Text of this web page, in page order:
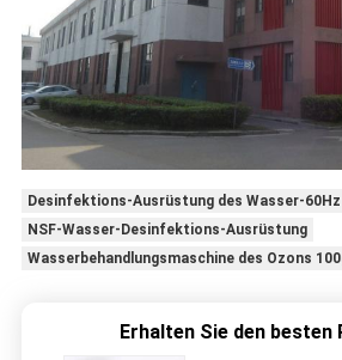
Desinfektions-Ausrüstung des Wasser-60Hz
NSF-Wasser-Desinfektions-Ausrüstung
Wasserbehandlungsmaschine des Ozons
Erhalten Sie den besten